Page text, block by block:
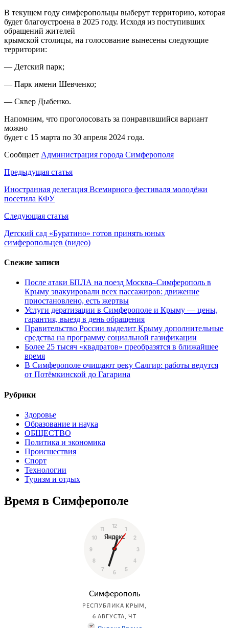
В текущем году симферопольцы выберут территорию, которая
будет благоустроена в 2025 году. Исходя из поступивших
обращений жителей
крымской столицы, на голосование вынесены следующие
территории:
— Детский парк;
— Парк имени Шевченко;
— Сквер Дыбенко.
Напомним, что проголосовать за понравившийся вариант
можно
будет с 15 марта по 30 апреля 2024 года.
Сообщает Администрация города Симферополя
Навигация
по
записям
Предыдущая статья
Иностранная делегация Всемирного фестиваля молодёжи
посетила КФУ
Следующая статья
​Детский сад «Буратино» готов принять юных
симферопольцев (видео)
Свежие записи
После атаки БПЛА на поезд Москва–Симферополь в
Крыму эвакуировали всех пассажиров: движение
приостановлено, есть жертвы
Услуги дератизации в Симферополе и Крыму — цены,
гарантия, выезд в день обращения
Правительство России выделит Крыму дополнительные
средства на программу социальной газификации
Более 25 тысяч «квадратов» преобразятся в ближайшее
время
В Симферополе очищают реку Салгир: работы ведутся
от Потёмкинской до Гагарина
Рубрики
Здоровье
Образование и наука
ОБЩЕСТВО
Политика и экономика
Происшествия
Спорт
Технологии
Туризм и отдых
Время в Симферополе